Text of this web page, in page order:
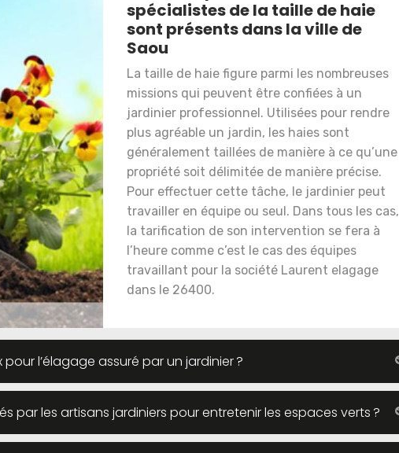
spécialistes de la taille de haie
sont présents dans la ville de
Saou
La taille de haie figure parmi les nombreuses
missions qui peuvent être confiées à un
jardinier professionnel. Utilisées pour rendre
plus agréable un jardin, les haies sont
généralement taillées de manière à ce qu’une
propriété soit délimitée de manière précise.
Pour effectuer cette tâche, le jardinier peut
travailler en équipe ou seul. Dans tous les cas,
la tarification de son intervention se fera à
l’heure comme c’est le cas des équipes
travaillant pour la société Laurent elagage
dans le 26400.
l’élagage assuré par un jardinier ?
par les artisans jardiniers pour entretenir les espaces verts ?